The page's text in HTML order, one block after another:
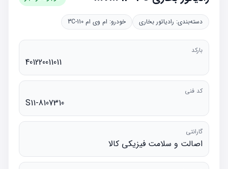
دسته‌بندی: رادیاتور بخاری خودرو: ام وی ام 110-3C
بارکد
401220011011
کد فنی
S11-8107310
گارانتی
اصالت و سلامت فیزیکی کالا